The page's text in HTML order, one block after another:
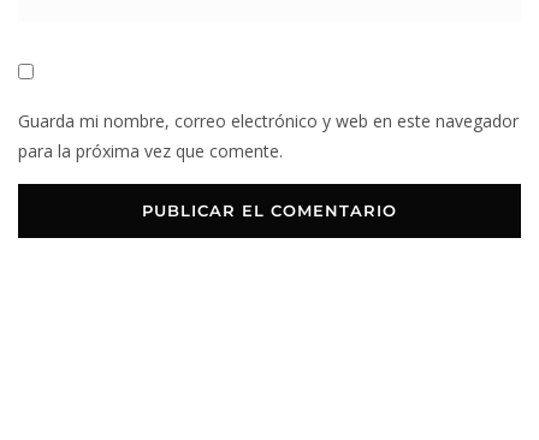
Guarda mi nombre, correo electrónico y web en este navegador
para la próxima vez que comente.